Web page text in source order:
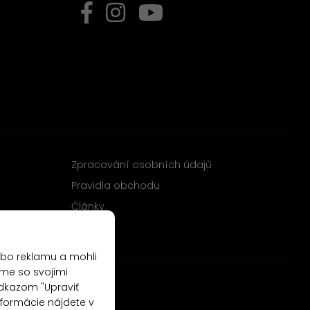
Zpracování osobních údajů
Pravidla obchodu
Články
reklamu a mohli
so svojimi
"Upraviť
nájdete v